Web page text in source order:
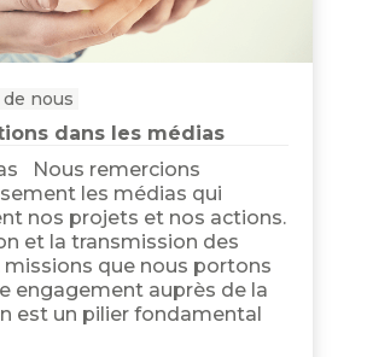
nous
dans les médias
Nous remercions
les médias qui
nos projets et nos actions.
et la transmission des
missions que nous portons
engagement auprès de la
est un pilier fondamental